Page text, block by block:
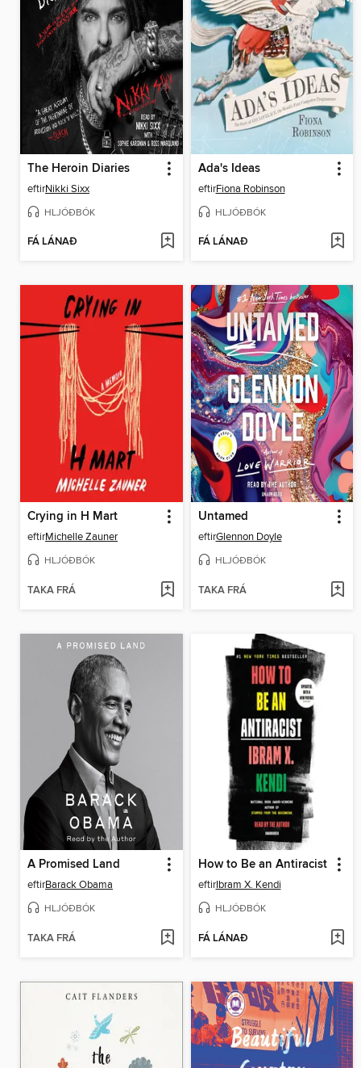
The Heroin Diaries
eftirNikki Sixx
HLJÓÐBÓK
FÁ LÁNAÐ
Ada's Ideas
eftirFiona Robinson
HLJÓÐBÓK
FÁ LÁNAÐ
Crying in H Mart
eftirMichelle Zauner
HLJÓÐBÓK
TAKA FRÁ
Untamed
eftirGlennon Doyle
HLJÓÐBÓK
TAKA FRÁ
A Promised Land
eftirBarack Obama
HLJÓÐBÓK
TAKA FRÁ
How to Be an Antiracist
eftirIbram X. Kendi
HLJÓÐBÓK
FÁ LÁNAÐ